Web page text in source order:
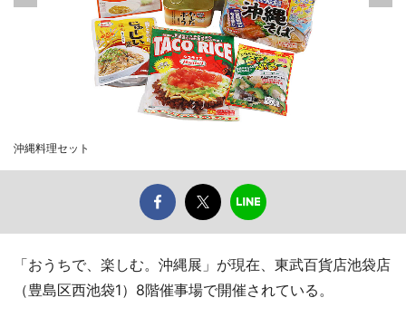
沖縄料理セット
「おうちで、楽しむ。沖縄展」が現在、東武百貨店池袋店
（豊島区西池袋1）8階催事場で開催されている。